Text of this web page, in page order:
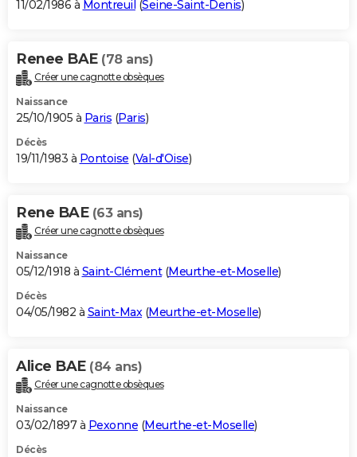
11/02/1986 à Montreuil (Seine-Saint-Denis)
Renee BAE (78 ans)
Créer une cagnotte obsèques
Naissance
25/10/1905 à Paris (Paris)
Décès
19/11/1983 à Pontoise (Val-d'Oise)
Rene BAE (63 ans)
Créer une cagnotte obsèques
Naissance
05/12/1918 à Saint-Clément(Meurthe-et-Moselle)
Décès
04/05/1982 à Saint-Max(Meurthe-et-Moselle)
Alice BAE (84 ans)
Créer une cagnotte obsèques
Naissance
03/02/1897 à Pexonne (Meurthe-et-Moselle)
Décès